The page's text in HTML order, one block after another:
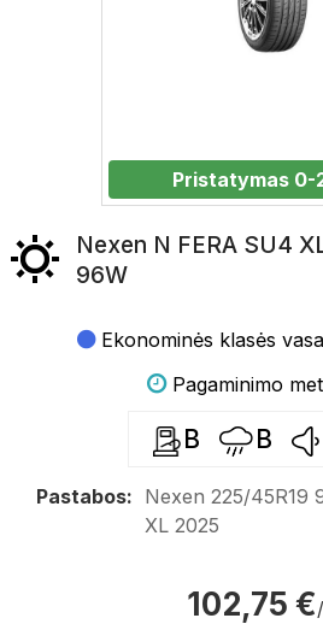
Pristatymas 0-
Nexen N FERA SU4
96W
Ekonominės klasės
Pagaminimo
B B
Pastabos: Nexen 225/45R19
XL 2025
102,75 €